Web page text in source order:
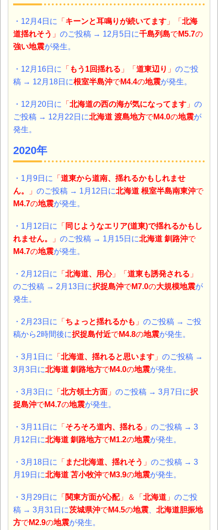
・12月4日に 「 キーンと耳鳴りが続いてます 」「 北海
道揺れそう 」 のご投稿 → 12月5日に千島列島でM5.7の
強い地震が発生。
・12月16日に 「 もう1回揺れる 」「 道東辺り 」 のご投
稿 → 12月18日に根室半島沖でM4.4の地震が発生。
・12月20日に 「 北海道の西の海が気になってます 」 の
ご投稿 → 12月22日に北海道 渡島地方でM4.0の地震が
発生。
2020年
・1月9日に 「 道東から道南、揺れるかもしれませ
ん。
」 のご投稿 → 1月12日に北海道 根室半島南東沖で
M4.7の地震が発生。
・1月12日に 「 同じようなエリア(道東)で揺れるかもし
れません。
」 のご投稿 → 1月15日に北海道 釧路沖で
M4.7の地震が発生。
・2月12日に 「 北海道、用心」「 道東も誘発される 」
のご投稿 → 2月13日に択捉島沖でM7.0の大規模地震が
発生。
・2月23日に 「 ちょっと揺れるかも 」 のご投稿 → ご投
稿から2時間後に択捉島付近でM4.8の地震が発生。
・3月1日に 「 北海道、揺れると思います 」 のご投稿 →
3月3日に北海道 釧路地方でM4.0の地震が発生。
・3月3日に 「 北方領土方面 」 のご投稿 → 3月7日に択
捉島沖でM4.7の地震が発生。
・3月11日に 「 そろそろ道内、揺れる 」 のご投稿 → 3
月12日に北海道 釧路地方でM1.2の地震が発生。
・3月18日に 「 まだ北海道、揺れそう 」 のご投稿 → 3
月19日に北海道 苫小牧沖でM3.9の地震が発生。
・3月29日に 「 関東方面が心配」＆「 北海道 」 のご投
稿 → 3月31日に茨城県沖でM4.5の地震
北海道胆振地
方でM2.9の地震が発生。